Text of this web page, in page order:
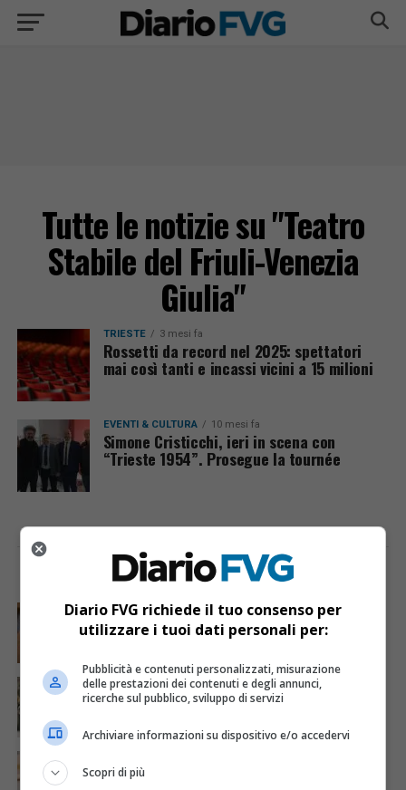
Tutte le notizie su "Teatro
Stabile del Friuli-Venezia
Giulia"
TRIESTE 3 mesi fa
Rossetti da record nel 2025: spettatori
mai così tanti e incassi vicini a 15 milioni
EVENTI & CULTURA 10 mesi fa
Simone Cristicchi, ieri in scena con
“Trieste 1954”. Prosegue la tournée
I PIÙ VISTI ULTIME NOTIZIE
CRONACA & ATTUALITÀ 6 giorni fa
Mostravano vacanze e vestiti firmati sui social:
dietro il lusso un traffico di droga da milioni
CRONACA & ATTUALITÀ 2 giorni fa
Acqua da usare con cautela nell’Udinese: ecco tutte
Mattia Ranghetti muore a 29 anni dopo la
Diario FVG richiede il tuo consenso per
utilizzare i tuoi dati personali per:
Pubblicità e contenuti personalizzati, misurazione
delle prestazioni dei contenuti e degli annunci,
ricerche sul pubblico, sviluppo di servizi
Archiviare informazioni su dispositivo e/o accedervi
Scopri di più